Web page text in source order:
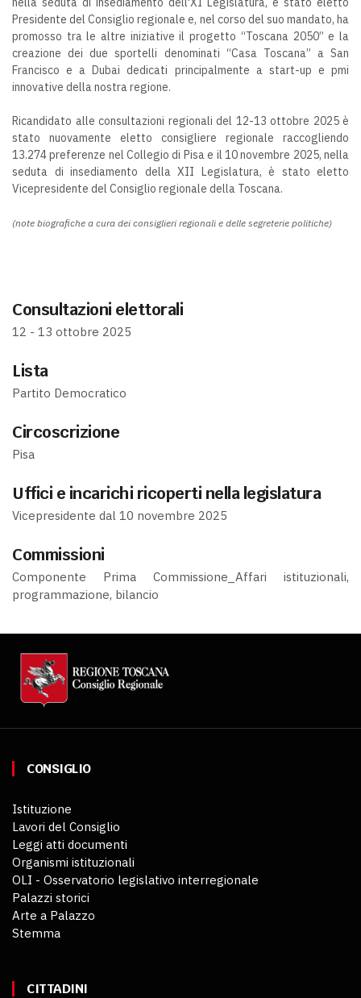
Presidente del Consiglio regionale e, nel corso del suo mandato, ha
promosso tra le altre iniziative il progetto “Toscana 2050” e la
creazione dei due sportelli denominati “Casa Toscana” a San
Francisco e a Dubai dedicati principalmente a start-up e pmi
innovative della nostra regione.
Ricandidato alle consultazioni regionali del 12-13 ottobre 2025 è
stato nuovamente eletto consigliere regionale raccogliendo
13.274 preferenze nel Collegio di Pisa e il 10 novembre 2025, nella
seduta di insediamento della XII Legislatura, è stato eletto
Vicepresidente del Consiglio regionale della Toscana.
(note biografiche a cura dei consiglieri regionali e delle segreterie politiche)
Consultazioni elettorali
12 - 13 ottobre 2025
Lista
Partito Democratico
Circoscrizione
Pisa
Uffici e incarichi ricoperti nella legislatura
Vicepresidente dal 10 novembre 2025
Commissioni
Componente Prima Commissione_Affari istituzionali,
programmazione, bilancio
CONSIGLIO
Istituzione
Lavori del Consiglio
Leggi atti documenti
Organismi istituzionali
OLI - Osservatorio legislativo interregionale
Palazzi storici
Arte a Palazzo
Stemma
CITTADINI